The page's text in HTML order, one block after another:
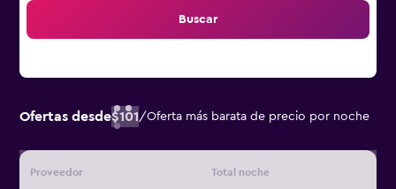
Buscar
Ofertas desde$101/Oferta más barata de precio por noche
Proveedor Total noche